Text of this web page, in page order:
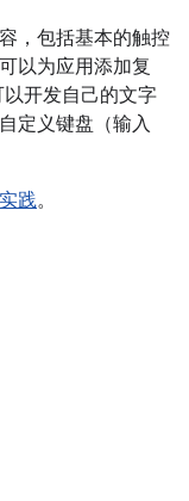
，包括基本的触控
以为应用添加复
开发自己的文字
定义键盘（输入
践。